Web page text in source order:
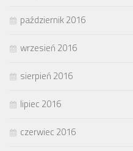
październik 2016
wrzesień 2016
sierpień 2016
lipiec 2016
czerwiec 2016